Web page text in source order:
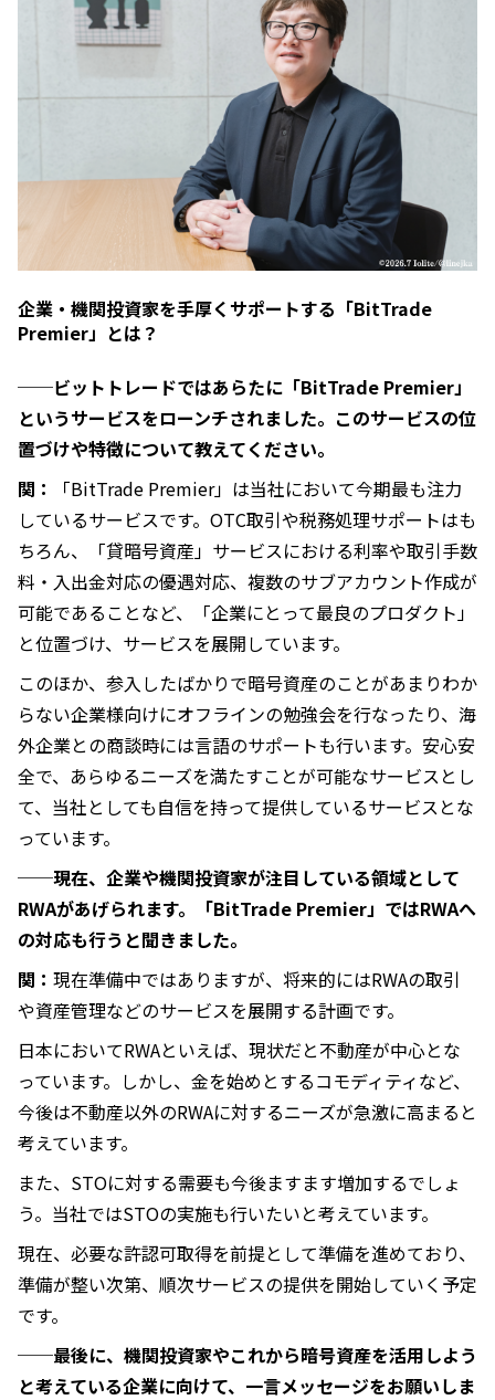
企業・機関投資家を手厚くサポートする「BitTrade
Premier」とは？
──ビットトレードではあらたに「BitTrade Premier」
というサービスをローンチされました。このサービスの位
置づけや特徴について教えてください。
関：
「BitTrade Premier」は当社において今期最も注力
しているサービスです。OTC取引や税務処理サポートはも
ちろん、「貸暗号資産」サービスにおける利率や取引手数
料・入出金対応の優遇対応、複数のサブアカウント作成が
可能であることなど、「企業にとって最良のプロダクト」
と位置づけ、サービスを展開しています。
このほか、参入したばかりで暗号資産のことがあまりわか
らない企業様向けにオフラインの勉強会を行なったり、海
外企業との商談時には言語のサポートも行います。安心安
全で、あらゆるニーズを満たすことが可能なサービスとし
て、当社としても自信を持って提供しているサービスとな
っています。
──現在、企業や機関投資家が注目している領域として
RWAがあげられます。「BitTrade Premier」ではRWAへ
の対応も行うと聞きました。
関： 現在準備中ではありますが、将来的にはRWAの取引
や資産管理などのサービスを展開する計画です。
日本においてRWAといえば、現状だと不動産が中心とな
っています。しかし、金を始めとするコモディティなど、
今後は不動産以外のRWAに対するニーズが急激に高まると
考えています。
また、STOに対する需要も今後ますます増加するでしょ
う。当社ではSTOの実施も行いたいと考えています。
現在、必要な許認可取得を前提として準備を進めており、
準備が整い次第、順次サービスの提供を開始していく予定
です。
──最後に、機関投資家やこれから暗号資産を活用しよう
と考えている企業に向けて、一言メッセージをお願いしま